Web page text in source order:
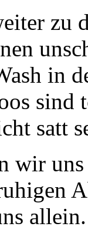
zu
in
sind
satt
wir uns
allein.